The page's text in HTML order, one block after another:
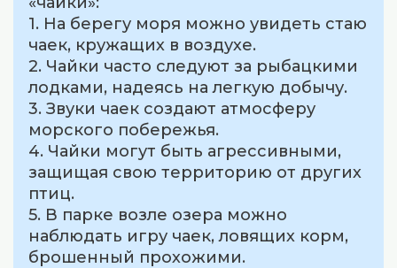
1. На берегу моря можно увидеть стаю
чаек, кружащих в воздухе.
2. Чайки часто следуют за рыбацкими
лодками, надеясь на легкую добычу.
3. Звуки чаек создают атмосферу
морского побережья.
4. Чайки могут быть агрессивными,
защищая свою территорию от других
птиц.
5. В парке возле озера можно
наблюдать игру чаек, ловящих корм,
брошенный прохожими.